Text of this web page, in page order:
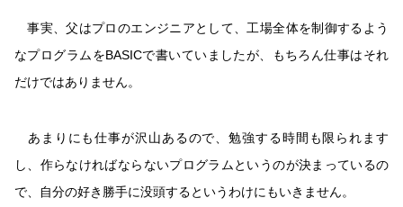
事実、父はプロのエンジニアとして、工場全体を制御するよう
なプログラムをBASICで書いていましたが、もちろん仕事はそれ
だけではありません。
あまりにも仕事が沢山あるので、勉強する時間も限られます
し、作らなければならないプログラムというのが決まっているの
で、自分の好き勝手に没頭するというわけにもいきません。